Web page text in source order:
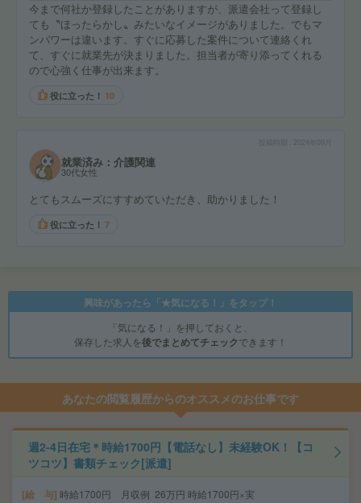
今まで何社か登録したことがありますが、派遣会社って登録し
ても〝ほったらかし〟みたいなイメージがありました。でもマ
ンパワーは違います。すぐに応募した案件について連絡くれ
て、すぐに就業先が決まりました。担当者が寄り添ってくれる
ので心強く仕事が出来ます。
役に立った！ 10
2024年09月
就業済み：介護関連
30代女性
とてもスムーズにすすめていただき、助かりました！
役に立った！ 7
興味があったら「★気になる！」をタップ！
「気になる！」を押しておくと、
保存した求人を後でまとめてチェックできます！
あなたの閲覧履歴からのオススメのお仕事です
週2-4日在宅＊時給1700円【電話なし】未経験OK！【コ
ツコツ】書類チェック[派遣]
給 与 時給1700円 月収例 26万円 時給1700円×実